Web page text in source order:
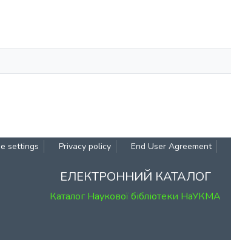
settings Privacy policy End User Agreement
ЕЛЕКТРОННИЙ КАТАЛОГ
Каталог Наукової бібліотеки НаУКМА